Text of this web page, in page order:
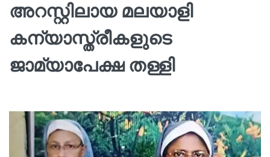
അറസ്റ്റിലായ മലയാളി
കന്യാസ്ത്രീകളുടെ
ജാമ്യാപേക്ഷ തള്ളി